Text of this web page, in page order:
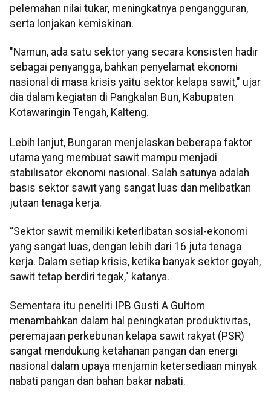
pelemahan nilai tukar, meningkatnya pengangguran,
serta lonjakan kemiskinan.
"Namun, ada satu sektor yang secara konsisten hadir
sebagai penyangga, bahkan penyelamat ekonomi
nasional di masa krisis yaitu sektor kelapa sawit," ujar
dia dalam kegiatan di Pangkalan Bun, Kabupaten
Kotawaringin Tengah, Kalteng.
Lebih lanjut, Bungaran menjelaskan beberapa faktor
utama yang membuat sawit mampu menjadi
stabilisator ekonomi nasional. Salah satunya adalah
basis sektor sawit yang sangat luas dan melibatkan
jutaan tenaga kerja.
“Sektor sawit memiliki keterlibatan sosial-ekonomi
yang sangat luas, dengan lebih dari 16 juta tenaga
kerja. Dalam setiap krisis, ketika banyak sektor goyah,
sawit tetap berdiri tegak," katanya.
Sementara itu peneliti IPB Gusti A Gultom
menambahkan dalam hal peningkatan produktivitas,
peremajaan perkebunan kelapa sawit rakyat (PSR)
sangat mendukung ketahanan pangan dan energi
nasional dalam upaya menjamin ketersediaan minyak
nabati pangan dan bahan bakar nabati.